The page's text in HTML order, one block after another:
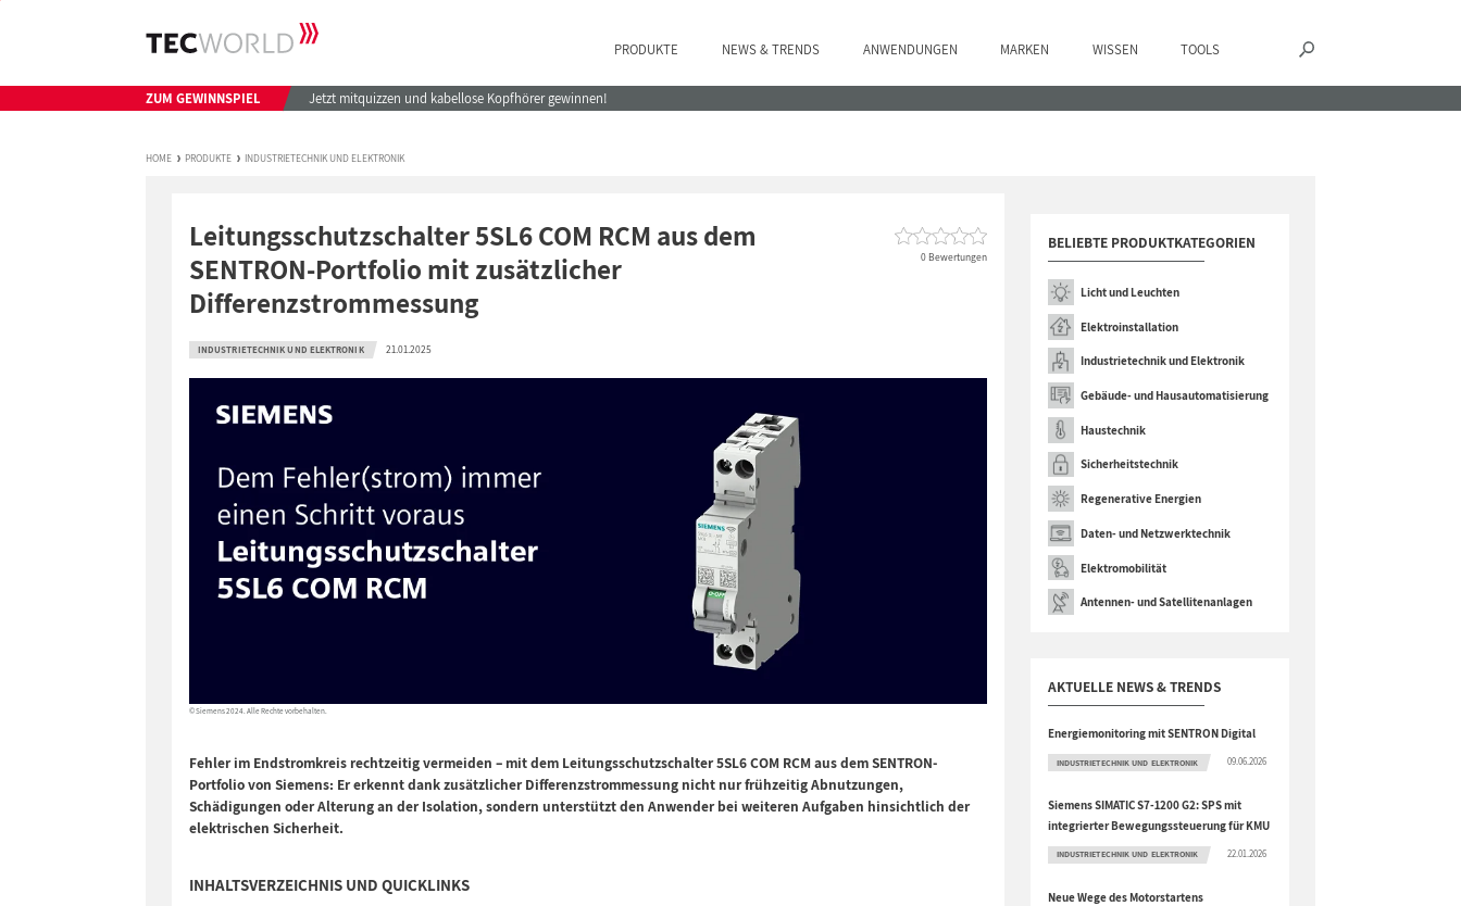
PRODUKTE NEWS & TRENDS ANWENDUNGEN MARKEN WISSEN TOOLS
ZUM GEWINNSPIEL Jetzt mitquizzen und kabellose Kopfhörer gewinnen!
HOME PRODUKTE INDUSTRIETECHNIK UND ELEKTRONIK
0 Bewertungen
Leitungsschutzschalter 5SL6 COM RCM aus dem
SENTRON-Portfolio mit zusätzlicher
Differenzstrommessung
INDUSTRIETECHNIK UND ELEKTRONIK 21.01.2025
© Siemens 2024. Alle Rechte vorbehalten.
Fehler im Endstromkreis rechtzeitig vermeiden – mit dem Leitungsschutzschalter 5SL6 COM RCM aus dem SENTRON-
Portfolio von Siemens: Er erkennt dank zusätzlicher Differenzstrommessung nicht nur frühzeitig Abnutzungen,
Schädigungen oder Alterung an der Isolation, sondern unterstützt den Anwender bei weiteren Aufgaben hinsichtlich der
elektrischen Sicherheit.
INHALTSVERZEICHNIS UND QUICKLINKS
BELIEBTE PRODUKTKATEGORIEN
Licht und Leuchten
Elektroinstallation
Industrietechnik und Elektronik
Gebäude- und Hausautomatisierung
Haustechnik
Sicherheitstechnik
Regenerative Energien
Daten- und Netzwerktechnik
Elektromobilität
Antennen- und Satellitenanlagen
AKTUELLE NEWS & TRENDS
Energiemonitoring mit SENTRON Digital
INDUSTRIETECHNIK UND ELEKTRONIK 09.06.2026
Siemens SIMATIC S7-1200 G2: SPS mit
integrierter Bewegungssteuerung für KMU
INDUSTRIETECHNIK UND ELEKTRONIK 22.01.2026
Neue Wege des Motorstartens